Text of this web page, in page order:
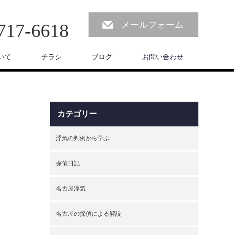
6618 メールフォーム
て チラシ ブログ お問い合わせ
カテゴリー
浮気の判例から学ぶ
探偵日記
名古屋浮気
名古屋の探偵による解説